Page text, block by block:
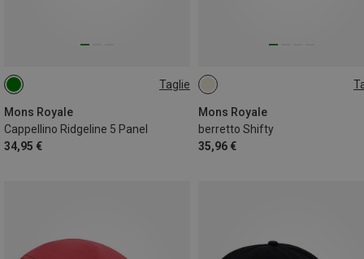
Taglie
Mons Royale
Cappellino Ridgeline 5 Panel
34,95 €
ONE SIZE
Mons Royale
berretto Shifty
35,96 €
ONE SIZE